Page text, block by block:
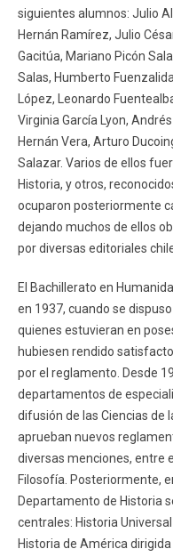
siguientes alumnos: Julio
Hernán Ramírez, Julio
Gacitúa, Mariano Picón
Salas, Humberto
López, Leonardo
Virginia García Lyon,
Hernán Vera, Arturo
Salazar. Varios de ellos
Historia, y otros,
ocuparon posteriormente
dejando muchos de ellos
por diversas editoriales
El Bachillerato en
en 1937, cuando se
quienes estuvieran en
hubiesen rendido
por el reglamento. Desde
departamentos de
difusión de las Ciencias de
aprueban nuevos
diversas menciones, entre
Filosofía. Posteriormente,
Departamento de Historia
centrales: Historia
Historia de América